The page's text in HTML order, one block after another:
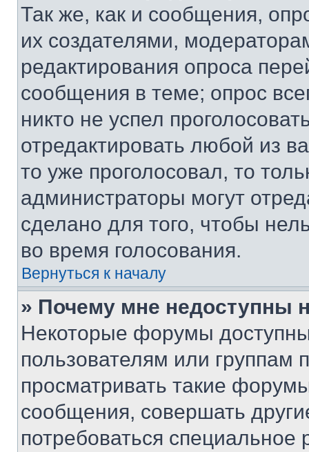
Так же, как и сообщения,
их создателями,
редактирования опроса
сообщения в теме; опрос
никто не успел
отредактировать любой из
то уже проголосовал, то
администраторы могут
сделано для того, чтобы
во время голосования.
Вернуться к началу
» Почему мне недоступны
Некоторые форумы
пользователям или группам
просматривать такие
сообщения, совершать
потребоваться